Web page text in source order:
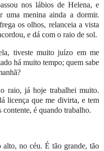
nos lábios de Helena, e
uma menina ainda a dormir.
os olhos, relanceia a vista
e dá com o raio de sol.
tiveste muito juízo em me
há muito tempo; quem sabe
raio, já hoje trabalhei muito.
licença que me divirta, e tem
contente, é quando trabalho.
no céu. É tão grande, tão